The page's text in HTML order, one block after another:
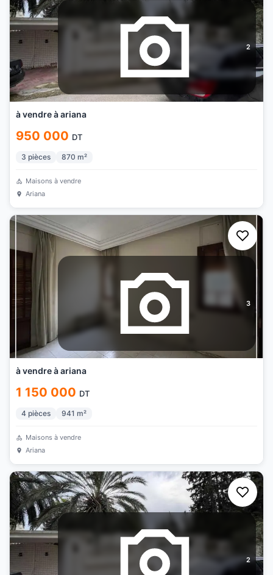
2
à vendre à ariana
950 000 DT
3 pièces 870 m²
Maisons à vendre
Ariana
3
à vendre à ariana
1 150 000 DT
4 pièces 941 m²
Maisons à vendre
Ariana
2